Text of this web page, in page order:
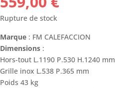
Rupture de stock
Marque : FM CALEFACCION
Dimensions :
Hors-tout L.1190 P.530 H.1240 mm
Grille inox L.538 P.365 mm
Poids 43 kg